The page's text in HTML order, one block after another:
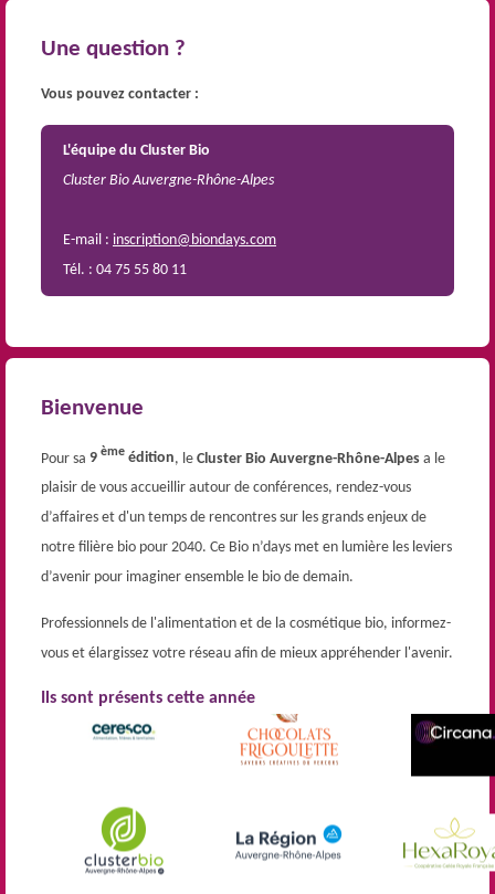
Une question ?
Vous pouvez contacter :
L'équipe du Cluster Bio
Cluster Bio Auvergne-Rhône-Alpes
E-mail : inscription@biondays.com
Tél. : 04 75 55 80 11
Bienvenue
Pour sa 9 ème édition, le Cluster Bio Auvergne-Rhône-Alpes a le
plaisir de vous accueillir autour de conférences, rendez-vous
d’affaires et d'un temps de rencontres sur les grands enjeux de
notre filière bio pour 2040. Ce Bio n’days met en lumière les leviers
d’avenir pour imaginer ensemble le bio de demain.
Professionnels de l'alimentation et de la cosmétique bio, informez-
vous et élargissez votre réseau afin de mieux appréhender l'avenir.
Ils sont présents cette année